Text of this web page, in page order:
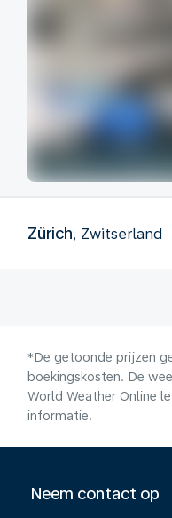
Zürich, Zwitserland
*De getoonde prijzen
boekingskosten. De
World Weather Online
informatie.
Neem contact op